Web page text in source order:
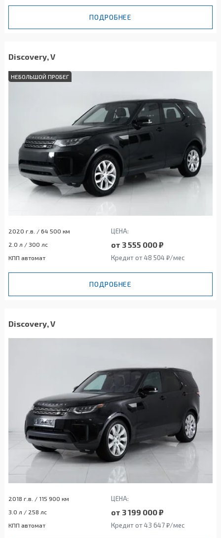
ПОДРОБНЕЕ
Discovery, V
НЕБОЛЬШОЙ ПРОБЕГ
2020 г.в. / 64 500 км ЦЕНА:
2.0 л / 300 лс от 3 555 000 ₽
КПП автомат Кредит от 48 504 ₽/мес
ПОДРОБНЕЕ
Discovery, V
2018 г.в. / 115 900 км ЦЕНА:
3.0 л / 258 лс от 3 199 000 ₽
КПП автомат Кредит от 43 647 ₽/мес